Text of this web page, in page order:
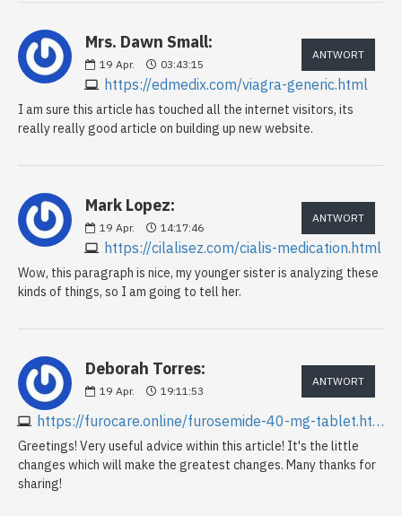
Mrs. Dawn Small:
19 Apr. 03:43:15
https://edmedix.com/viagra-generic.html
ANTWORT
I am sure this article has touched all the internet visitors, its
really really good article on building up new website.
Mark Lopez:
19 Apr. 14:17:46
https://cilalisez.com/cialis-medication.html
ANTWORT
Wow, this paragraph is nice, my younger sister is analyzing these
kinds of things, so I am going to tell her.
Deborah Torres:
19 Apr. 19:11:53
https://furocare.online/furosemide-40-mg-tablet.html
ANTWORT
Greetings! Very useful advice within this article! It's the little
changes which will make the greatest changes. Many thanks for
sharing!